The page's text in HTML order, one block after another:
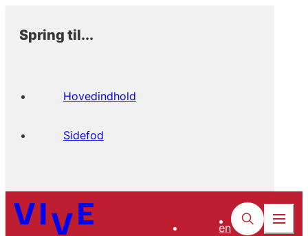
Spring til...
Hovedindhold
Sidefod
en